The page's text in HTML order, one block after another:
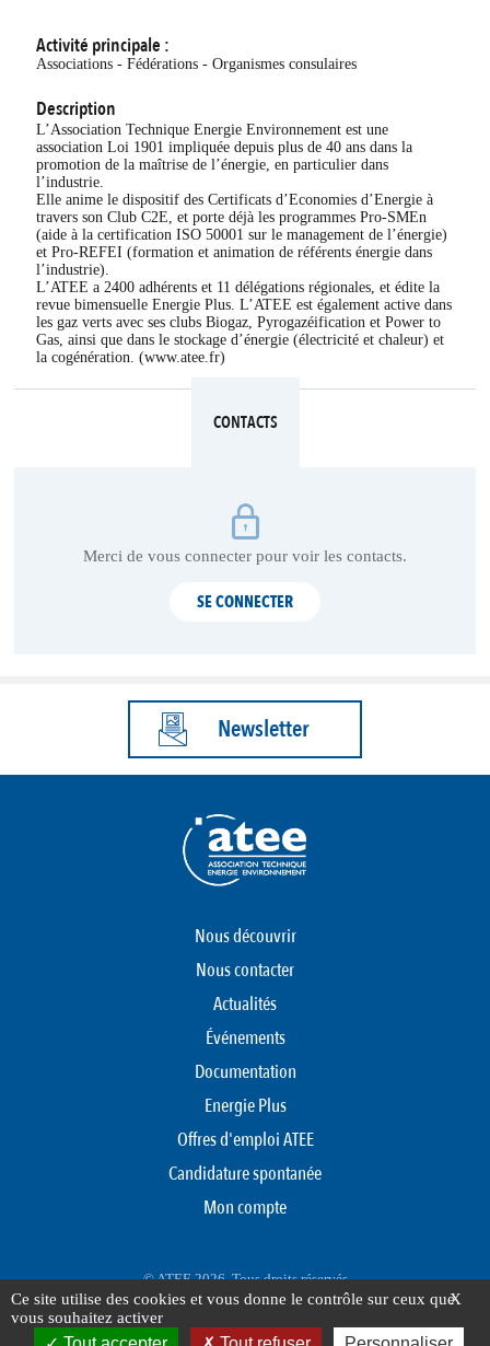
Activité principale :
Associations - Fédérations - Organismes consulaires
Description
L’Association Technique Energie Environnement est une
association Loi 1901 impliquée depuis plus de 40 ans dans la
promotion de la maîtrise de l’énergie, en particulier dans
l’industrie.
Elle anime le dispositif des Certificats d’Economies d’Energie à
travers son Club C2E, et porte déjà les programmes Pro‐SMEn
(aide à la certification ISO 50001 sur le management de l’énergie)
et Pro-REFEI (formation et animation de référents énergie dans
l’industrie).
L’ATEE a 2400 adhérents et 11 délégations régionales, et édite la
revue bimensuelle Energie Plus. L’ATEE est également active dans
les gaz verts avec ses clubs Biogaz, Pyrogazéification et Power to
Gas, ainsi que dans le stockage d’énergie (électricité et chaleur) et
la cogénération. (www.atee.fr)
CONTACTS
Merci de vous connecter pour voir les contacts.
SE CONNECTER
Newsletter
Nous découvrir
Nous contacter
Actualités
Événements
Documentation
Energie Plus
Offres d'emploi ATEE
Candidature spontanée
Mon compte
© ATEE 2026. Tous droits réservés
Protection des données personnelles Plan du site
X
Ce site utilise des cookies et vous donne le contrôle sur ceux que
vous souhaitez activer